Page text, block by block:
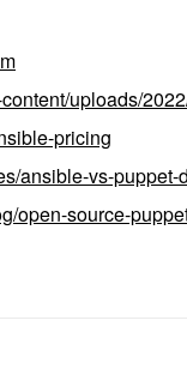
uploads/
pricing
ansible-vs-puppet-
open-source-